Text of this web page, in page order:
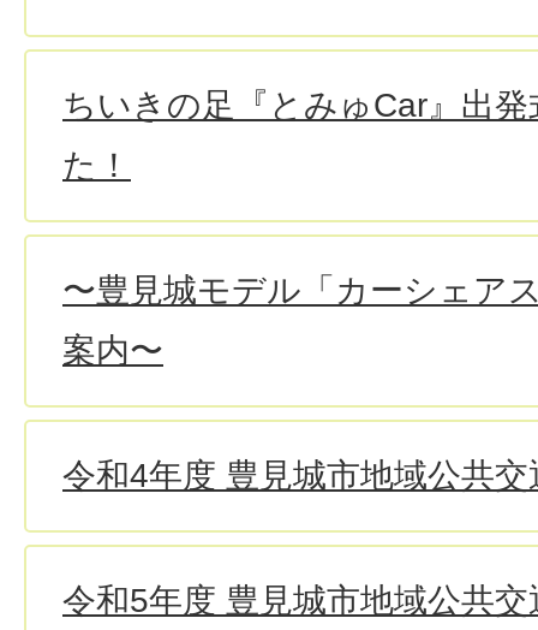
ちいきの足『とみゅCar』出
た！
〜豊見城モデル「カーシェア
案内〜
令和4年度 豊見城市地域公共交
令和5年度 豊見城市地域公共交